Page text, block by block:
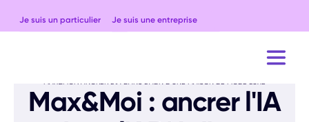
Je suis un particulier Je suis une entreprise
Max&Moi : ancrer l'IA